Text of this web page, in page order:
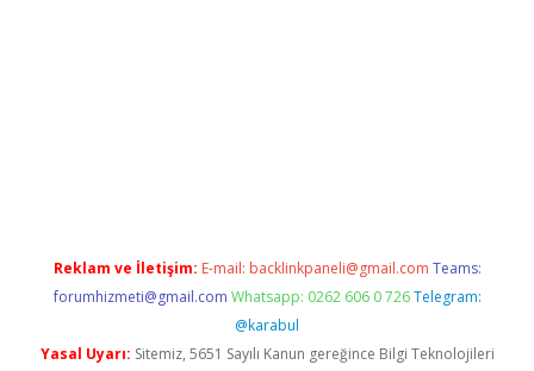
Reklam ve İletişim: E-mail: backlinkpaneli@gmail.com Teams:
forumhizmeti@gmail.com Whatsapp: 0262 606 0 726 Telegram:
@karabul
Yasal Uyarı: Sitemiz, 5651 Sayılı Kanun gereğince Bilgi Teknolojileri